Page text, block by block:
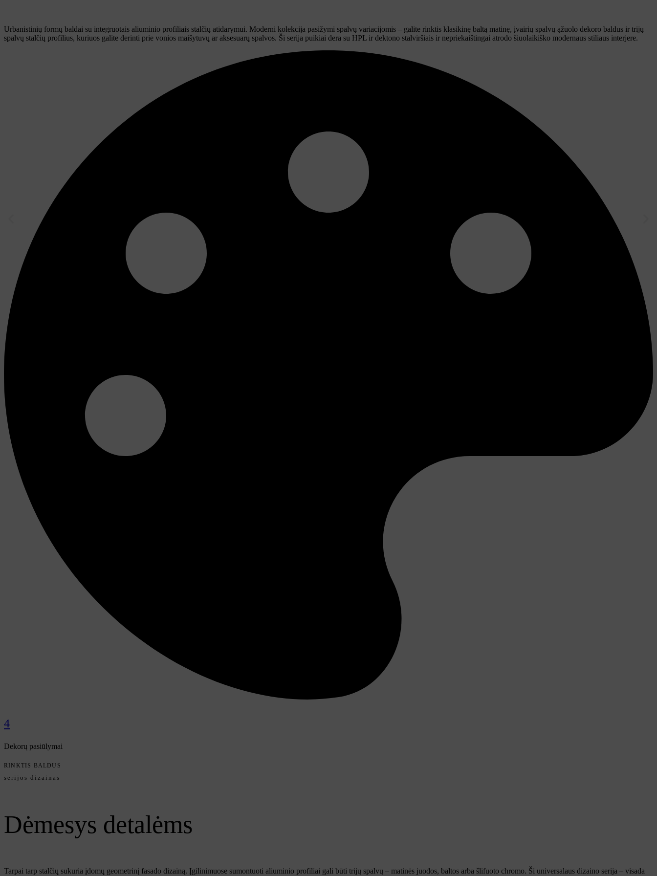
Urbanistinių formų baldai su integruotais aliuminio profiliais stalčių atidarymui. Moderni kolekcija pasižymi spalvų variacijomis – galite rinktis klasikinę baltą matinę, įvairių spalvų ąžuolo dekoro baldus ir trijų
spalvų stalčių profilius, kuriuos galite derinti prie vonios maišytuvų ar aksesuarų spalvos. Ši serija puikiai dera su HPL ir dektono stalviršiais ir nepriekaištingai atrodo šiuolaikiško modernaus stiliaus interjere.
4
Dekorų pasiūlymai
RINKTIS BALDUS
Dėmesys detalėms
serijos dizainas
Tarpai tarp stalčių sukuria įdomų geometrinį fasado dizainą. Įgilinimuose sumontuoti aliuminio profiliai gali būti trijų spalvų – matinės juodos, baltos arba šlifuoto chromo. Ši universalaus dizaino serija – visada